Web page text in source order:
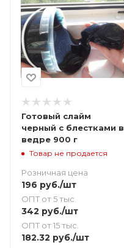
Готовый слайм
черный с блестками в
ведре 900 г
Товар не продается
Розничная цена
196 руб./шт
ОПТ от 5 тыс.
342 руб./шт
ОПТ от 15 тыс.
182.32 руб./шт